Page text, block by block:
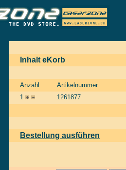
Inhalt eKorb
Anzahl
Artikelnummer
1
1261877
Bestellung ausführen